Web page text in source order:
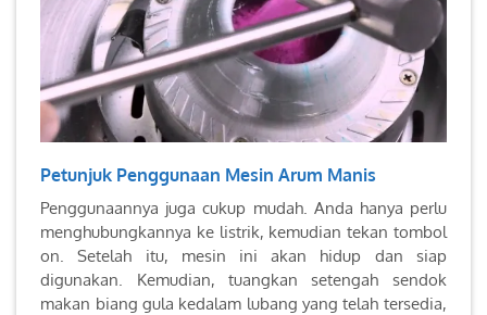
Petunjuk Penggunaan Mesin Arum Manis
Penggunaannya juga cukup mudah. Anda hanya perlu
menghubungkannya ke listrik, kemudian tekan tombol
on. Setelah itu, mesin ini akan hidup dan siap
digunakan. Kemudian, tuangkan setengah sendok
makan biang gula kedalam lubang yang telah tersedia,